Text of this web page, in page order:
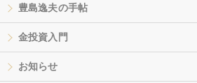
豊島逸夫の手帖
金投資入門
お知らせ